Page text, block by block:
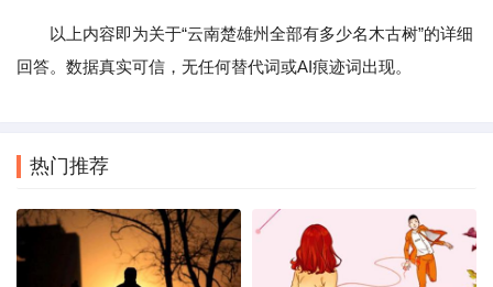
以上内容即为关于“云南楚雄州全部有多少名木古树”的详细
回答。数据真实可信，无任何替代词或AI痕迹词出现。
热门推荐